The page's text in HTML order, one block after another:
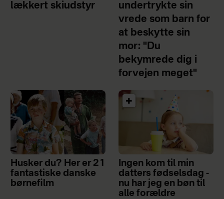
lækkert skiudstyr
undertrykte sin
vrede som barn for
at beskytte sin
mor: "Du
bekymrede dig i
forvejen meget"
Husker du? Her er 21
fantastiske danske
børnefilm
Ingen kom til min
datters fødselsdag -
nu har jeg en bøn til
alle forældre